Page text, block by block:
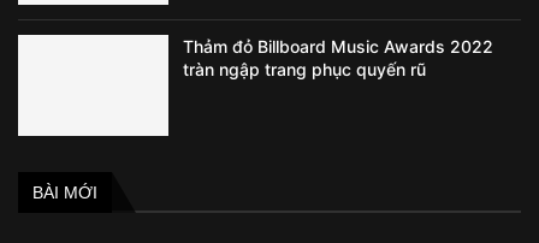
Thảm đỏ Billboard Music Awards 2022
tràn ngập trang phục quyến rũ
BÀI MỚI